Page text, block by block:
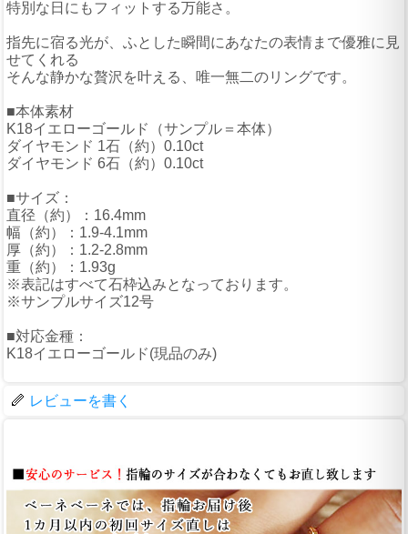
特別な日にもフィットする万能さ。
指先に宿る光が、ふとした瞬間にあなたの表情まで優雅に見
せてくれる
そんな静かな贅沢を叶える、唯一無二のリングです。
■本体素材
K18イエローゴールド（サンプル＝本体）
ダイヤモンド 1石（約）0.10ct
ダイヤモンド 6石（約）0.10ct
■サイズ：
直径（約）：16.4mm
幅（約）：1.9-4.1mm
厚（約）：1.2-2.8mm
重（約）：1.93g
※表記はすべて石枠込みとなっております。
※サンプルサイズ12号
■対応金種：
K18イエローゴールド(現品のみ)
レビューを書く